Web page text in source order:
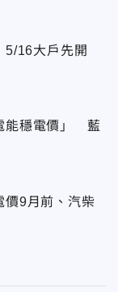
5/16大戶先開
能穩電價」 藍
9月前、汽柴